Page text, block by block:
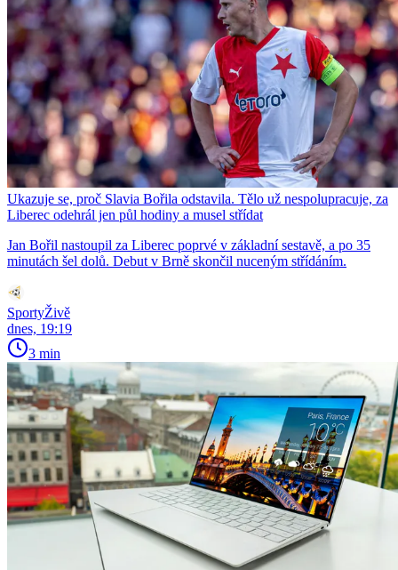
Ukazuje se, proč Slavia Bořila odstavila. Tělo už nespolupracuje, za
Liberec odehrál jen půl hodiny a musel střídat
Jan Bořil nastoupil za Liberec poprvé v základní sestavě, a po 35
minutách šel dolů. Debut v Brně skončil nuceným střídáním.
SportyŽivě
dnes, 19:19
3 min